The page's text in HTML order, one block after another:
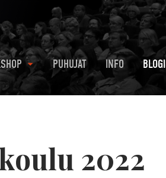
PUHUJAT INFO BLOGI
2022